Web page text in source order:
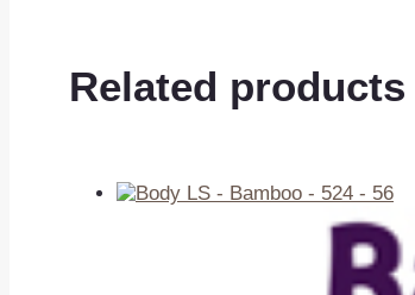
Related products